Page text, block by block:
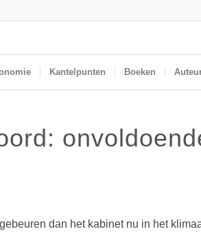
Kantelpunten Boeken
dan het kabinet nu in het